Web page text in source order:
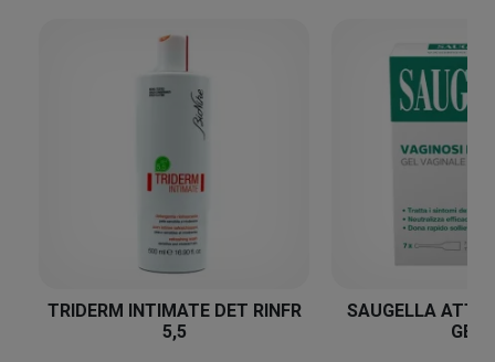
TRIDERM INTIMATE DET RINFR
5,5
SAUGELLA
GEL